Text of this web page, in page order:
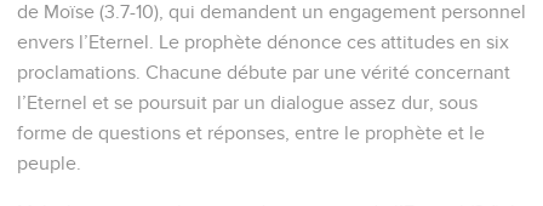
de Moïse (3.7-10), qui demandent un engagement personnel
envers l’Eternel. Le prophète dénonce ces attitudes en six
proclamations. Chacune débute par une vérité concernant
l’Eternel et se poursuit par un dialogue assez dur, sous
forme de questions et réponses, entre le prophète et le
peuple.